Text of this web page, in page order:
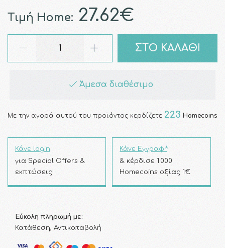
Τιμή Home: 27.62€
ΣΤΟ ΚΑΛΑΘΙ
Άμεσα διαθέσιμο
Με την αγορά αυτού του προϊόντος κερδίζετε 223 Homecoins
Κάνε login
για Special Offers &
εκπτώσεις!
Κάνε Εγγραφή
& κέρδισε 1.000
Homecoins αξίας 1€
Εύκολη πληρωμή με:
Κατάθεση, Αντικαταβολή